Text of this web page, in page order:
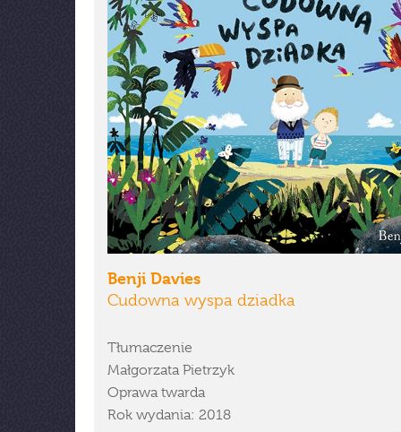
Benji Davies
Cudowna wyspa dziadka
Tłumaczenie
Małgorzata Pietrzyk
Oprawa twarda
Rok wydania: 2018